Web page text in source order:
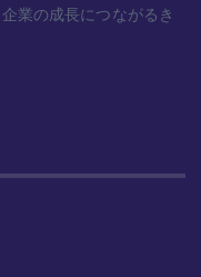
業の成長につながるき